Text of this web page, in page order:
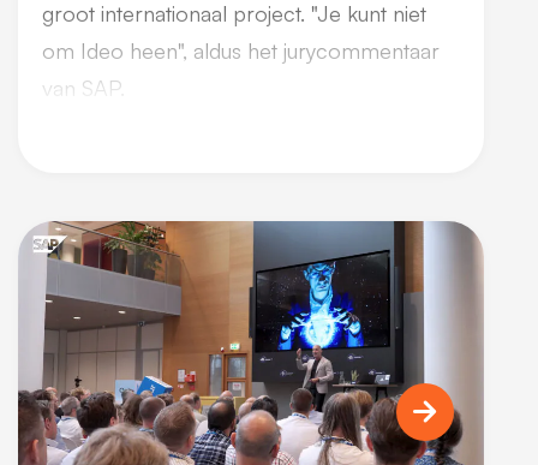
groot internationaal project. "Je kunt niet
om Ideo heen", aldus het jurycommentaar
van SAP.